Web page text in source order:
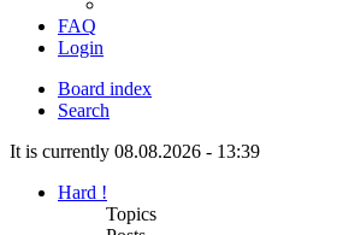
FAQ
Login
Board index
Search
It is currently 08.08.2026 - 13:39
Hard !
Topics